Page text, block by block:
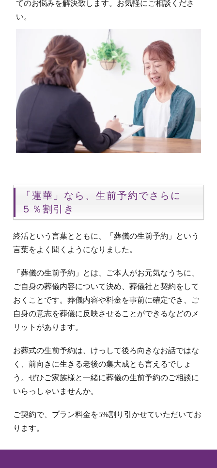
てのお悩みを解決致します。お気軽にご相談くださ
い。
「蓮華」なら、生前予約でさらに
５％割引き
終活という言葉とともに、「葬儀の生前予約」という
言葉をよく聞くようになりました。
「葬儀の生前予約」とは、ご本人がお元気なうちに、
ご自身の葬儀内容について決め、葬儀社と契約をして
おくことです。葬儀内容や料金を事前に確定でき、ご
自身の意志を葬儀に反映させることができるなどのメ
リットがあります。
お葬式の生前予約は、けっして後ろ向きなお話ではな
く、前向きに生きる老後の集大成とも言えるでしょ
う。ぜひご家族様と一緒に葬儀の生前予約のご相談に
いらっしゃいませんか。
ご契約で、プラン料金を5%割り引かせていただいてお
ります。